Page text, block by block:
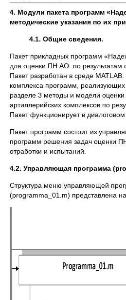
4. Модули пакета программ
методические указания по их
4.1. Общие сведения.
Пакет прикладных программ
для оценки ПН АО по результатам
Пакет разработан в среде MATLAB.
комплекса программ,
разделе 3 методы и модели оценки
артиллерийских комплексов по
Пакет функционирует в
Пакет программ состоит из
программ решения задач оценки
отработки и испытаний.
4.2. Управляющая программа (
Структура меню управляющей
(programma_01.m) представлена на